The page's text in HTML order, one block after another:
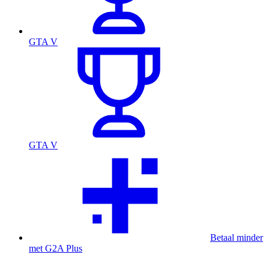
GTA V
GTA V
Betaal minder
met G2A Plus